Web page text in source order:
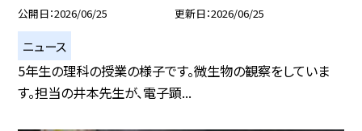
公開日 2026/06/25 更新日 2026/06/25
ニュース
5年生の理科の授業の様子です。微生物の観察をしていま
す。担当の井本先生が、電子顕...